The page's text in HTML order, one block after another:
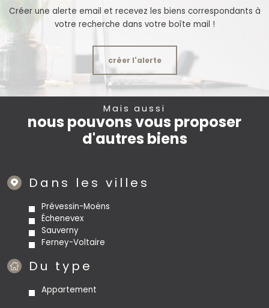
Créer une alerte email et recevez les biens correspondants à
votre recherche dans votre boîte mail !
créer l'alerte
Mais aussi
nous pouvons vous proposer
d'autres biens
Dans les villes
Prévessin-Moëns
Échenevex
Sauverny
Ferney-Voltaire
Du type
Appartement